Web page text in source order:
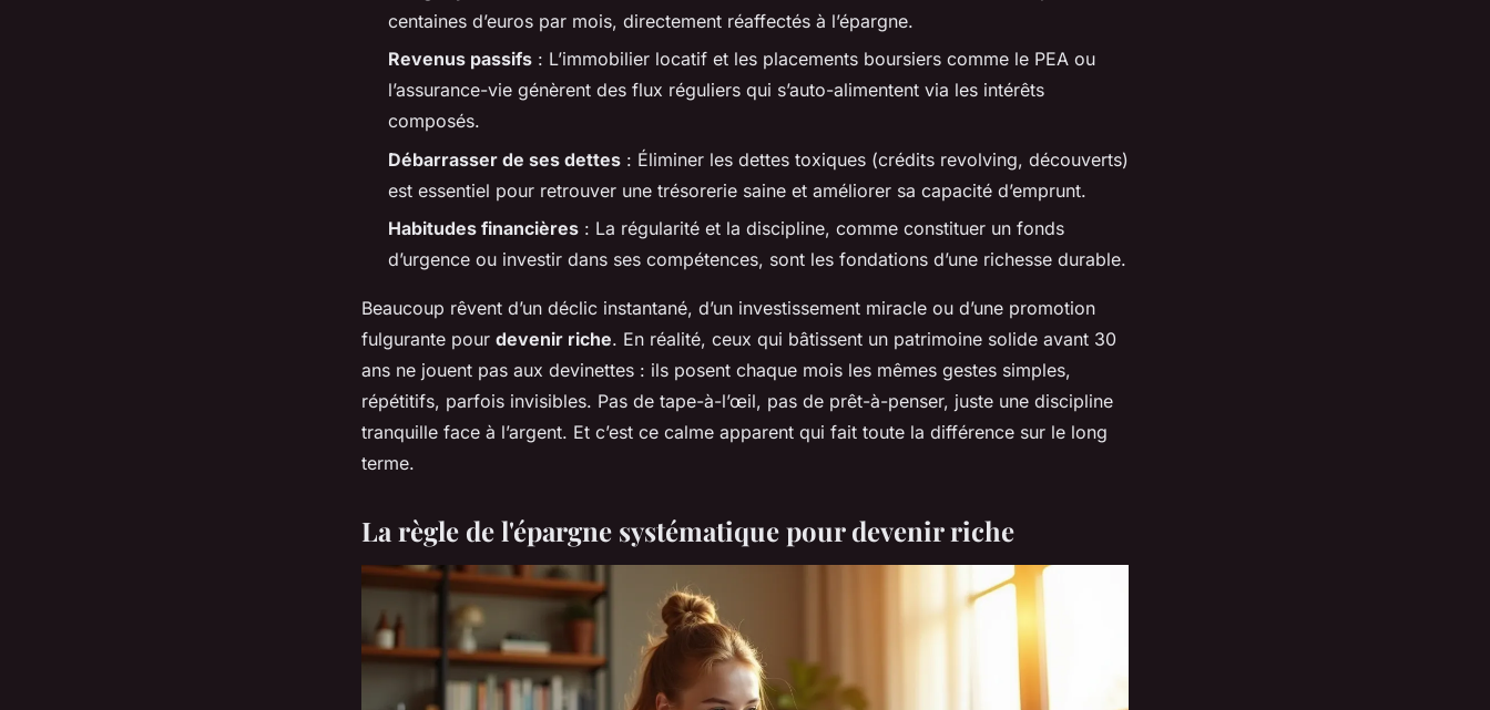
centaines d’euros par mois, directement réaffectés à l’épargne.
Revenus passifs : L’immobilier locatif et les placements boursiers comme le PEA ou
l’assurance-vie génèrent des flux réguliers qui s’auto-alimentent via les intérêts
composés.
Débarrasser de ses dettes : Éliminer les dettes toxiques (crédits revolving, découverts)
est essentiel pour retrouver une trésorerie saine et améliorer sa capacité d’emprunt.
Habitudes financières : La régularité et la discipline, comme constituer un fonds
d’urgence ou investir dans ses compétences, sont les fondations d’une richesse durable.
Beaucoup rêvent d’un déclic instantané, d’un investissement miracle ou d’une promotion
fulgurante pour devenir riche. En réalité, ceux qui bâtissent un patrimoine solide avant 30
ans ne jouent pas aux devinettes : ils posent chaque mois les mêmes gestes simples,
répétitifs, parfois invisibles. Pas de tape-à-l’œil, pas de prêt-à-penser, juste une discipline
tranquille face à l’argent. Et c’est ce calme apparent qui fait toute la différence sur le long
terme.
La règle de l'épargne systématique pour devenir riche